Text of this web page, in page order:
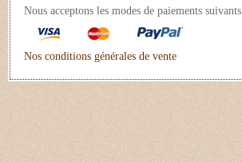
Nous acceptons les modes de paiements suivants
Nos conditions générales de vente